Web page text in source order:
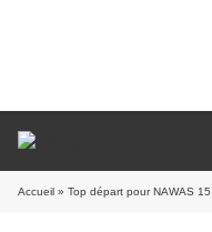
Accueil » Top départ pour NAWAS 15